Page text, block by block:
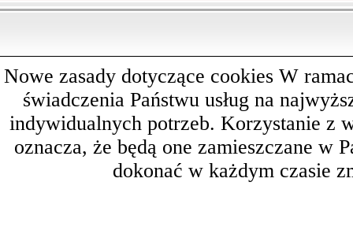
Nowe zasady dotyczące cookies W
świadczenia Państwu usług na
indywidualnych potrzeb. Korzystanie z
oznacza, że będą one zamieszczane w
dokonać w każdym czasie